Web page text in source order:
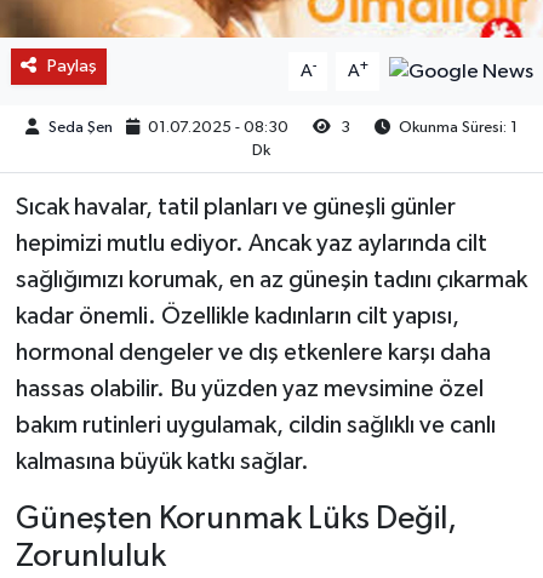
Paylaş A- A+
Seda Şen 01.07.2025 - 08:30 3
Okunma Süresi: 1
Dk
Sıcak havalar, tatil planları ve güneşli günler
hepimizi mutlu ediyor. Ancak yaz aylarında cilt
sağlığımızı korumak, en az güneşin tadını çıkarmak
kadar önemli. Özellikle kadınların cilt yapısı,
hormonal dengeler ve dış etkenlere karşı daha
hassas olabilir. Bu yüzden yaz mevsimine özel
bakım rutinleri uygulamak, cildin sağlıklı ve canlı
kalmasına büyük katkı sağlar.
Güneşten Korunmak Lüks Değil,
Zorunluluk